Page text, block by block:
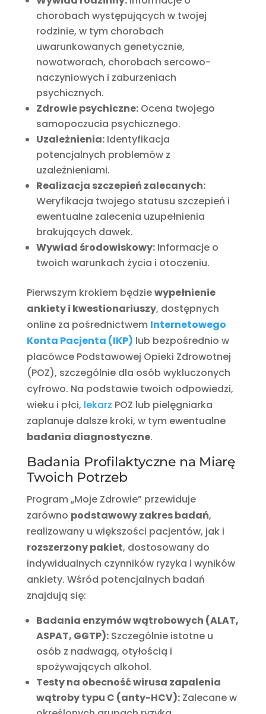
chorobach występujących w twojej
rodzinie, w tym chorobach
uwarunkowanych genetycznie,
nowotworach, chorobach sercowo-
naczyniowych i zaburzeniach
psychicznych.
Zdrowie psychiczne:Ocena twojego
samopoczucia psychicznego.
Uzależnienia:Identyfikacja
potencjalnych problemów z
uzależnieniami.
Realizacja szczepień zalecanych:
Weryfikacja twojego statusu szczepień i
ewentualne zalecenia uzupełnienia
brakujących dawek.
Wywiad środowiskowy:Informacje o
twoich warunkach życia i otoczeniu.
Pierwszym krokiem będziewypełnienie
ankiety i kwestionariuszy, dostępnych
online za pośrednictwem Internetowego
Konta Pacjenta (IKP) lub bezpośrednio w
placówce Podstawowej Opieki Zdrowotnej
(POZ), szczególnie dla osób wykluczonych
cyfrowo. Na podstawie twoich odpowiedzi,
wieku i płci, lekarz POZ lub pielęgniarka
zaplanuje dalsze kroki, w tym ewentualne
badania diagnostyczne.
Badania Profilaktyczne na Miarę
Twoich Potrzeb
Program „Moje Zdrowie” przewiduje
zarówno podstawowy zakres badań,
realizowany u większości pacjentów, jak i
rozszerzony pakiet, dostosowany do
indywidualnych czynników ryzyka i wyników
ankiety. Wśród potencjalnych badań
znajdują się:
Badania enzymów wątrobowych (ALAT,
ASPAT, GGTP):Szczególnie istotne u
osób z nadwagą, otyłością i
spożywających alkohol.
Testy na obecność wirusa zapalenia
wątroby typu C (anty-HCV):Zalecane w